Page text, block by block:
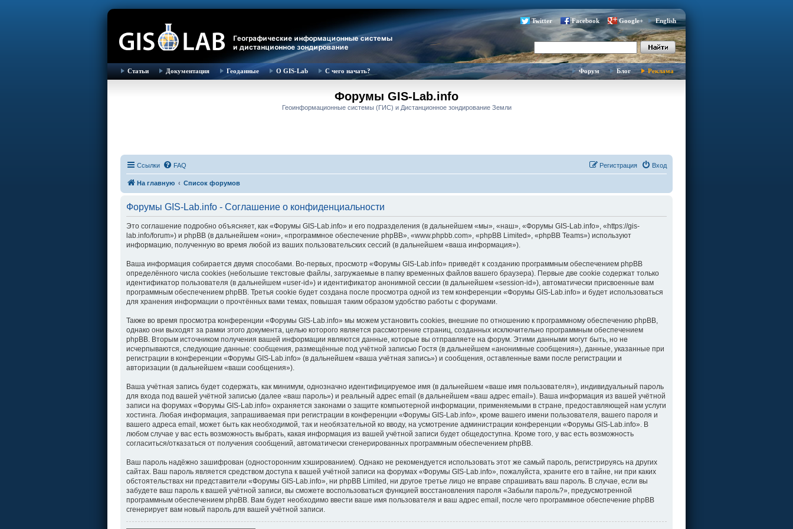
Twitter Facebook Google+ English
Статьи Документация Геоданные О GIS-Lab С чего начать? Форум Блог Реклама
Форумы GIS-Lab.info
Геоинформационные системы (ГИС) и Дистанционное зондирование Земли
Ссылки FAQ Вход
Регистрация
На главную Список форумов
Форумы GIS-Lab.info - Соглашение о конфиденциальности
Это соглашение подробно объясняет, как «Форумы GIS-Lab.info» и его подразделения (в дальнейшем «мы», «наш», «Форумы GIS-Lab.info», «https://gis-
lab.info/forum») и phpBB (в дальнейшем «они», «программное обеспечение phpBB», «www.phpbb.com», «phpBB Limited», «phpBB Teams») используют
информацию, полученную во время любой из ваших пользовательских сессий (в дальнейшем «ваша информация»).
Ваша информация собирается двумя способами. Во-первых, просмотр «Форумы GIS-Lab.info» приведёт к созданию программным обеспечением phpBB
определённого числа cookies (небольшие текстовые файлы, загружаемые в папку временных файлов вашего браузера). Первые две cookie содержат только
идентификатор пользователя (в дальнейшем «user-id») и идентификатор анонимной сессии (в дальнейшем «session-id»), автоматически присвоенные вам
программным обеспечением phpBB. Третья cookie будет создана после просмотра одной из тем конференции «Форумы GIS-Lab.info» и будет использоваться
для хранения информации о прочтённых вами темах, повышая таким образом удобство работы с форумами.
Также во время просмотра конференции «Форумы GIS-Lab.info» мы можем установить cookies, внешние по отношению к программному обеспечению phpBB,
однако они выходят за рамки этого документа, целью которого является рассмотрение страниц, созданных исключительно программным обеспечением
phpBB. Вторым источником получения вашей информации являются данные, которые вы отправляете на форум. Этими данными могут быть, но не
исчерпываются, следующие данные: сообщения, размещённые под учётной записью Гостя (в дальнейшем «анонимные сообщения»), данные, указанные при
регистрации в конференции «Форумы GIS-Lab.info» (в дальнейшем «ваша учётная запись») и сообщения, оставленные вами после регистрации и
авторизации (в дальнейшем «ваши сообщения»).
Ваша учётная запись будет содержать, как минимум, однозначно идентифицируемое имя (в дальнейшем «ваше имя пользователя»), индивидуальный пароль
для входа под вашей учётной записью (далее «ваш пароль») и реальный адрес email (в дальнейшем «ваш адрес email»). Ваша информация из вашей учётной
записи на форумах «Форумы GIS-Lab.info» охраняется законами о защите компьютерной информации, применяемыми в стране, предоставляющей нам услуги
хостинга. Любая информация, запрашиваемая при регистрации в конференции «Форумы GIS-Lab.info», кроме вашего имени пользователя, вашего пароля и
вашего адреса email, может быть как необходимой, так и необязательной ко вводу, на усмотрение администрации конференции «Форумы GIS-Lab.info». В
любом случае у вас есть возможность выбрать, какая информация из вашей учётной записи будет общедоступна. Кроме того, у вас есть возможность
согласиться/отказаться от получения сообщений, автоматически сгенерированных программным обеспечением phpBB.
Ваш пароль надёжно зашифрован (односторонним хэшированием). Однако не рекомендуется использовать этот же самый пароль, регистрируясь на других
сайтах. Ваш пароль является средством доступа к вашей учётной записи на форумах «Форумы GIS-Lab.info», пожалуйста, храните его в тайне, ни при каких
обстоятельствах ни представители «Форумы GIS-Lab.info», ни phpBB Limited, ни другое третье лицо не вправе спрашивать ваш пароль. В случае, если вы
забудете ваш пароль к вашей учётной записи, вы сможете воспользоваться функцией восстановления пароля «Забыли пароль?», предусмотренной
программным обеспечением phpBB. Вам будет необходимо ввести ваше имя пользователя и ваш адрес email, после чего программное обеспечение phpBB
сгенерирует вам новый пароль для вашей учётной записи.